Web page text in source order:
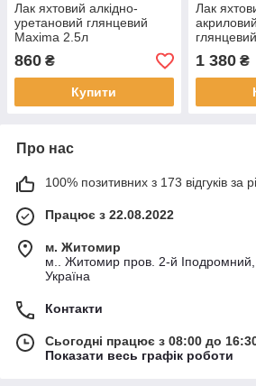
Лак яхтовий алкідно-
уретановий глянцевий
Maxima 2.5л
860 ₴
Купити
Лак
1 380₴
Про нас
100% позитивних з 173 відгуків за
Працює з 22.08.2022
м. Житомир
м.. Житомир пров. 2-й
Україна
Контакти
Сьогодні працює з 08:00 до
Показати весь графік роботи